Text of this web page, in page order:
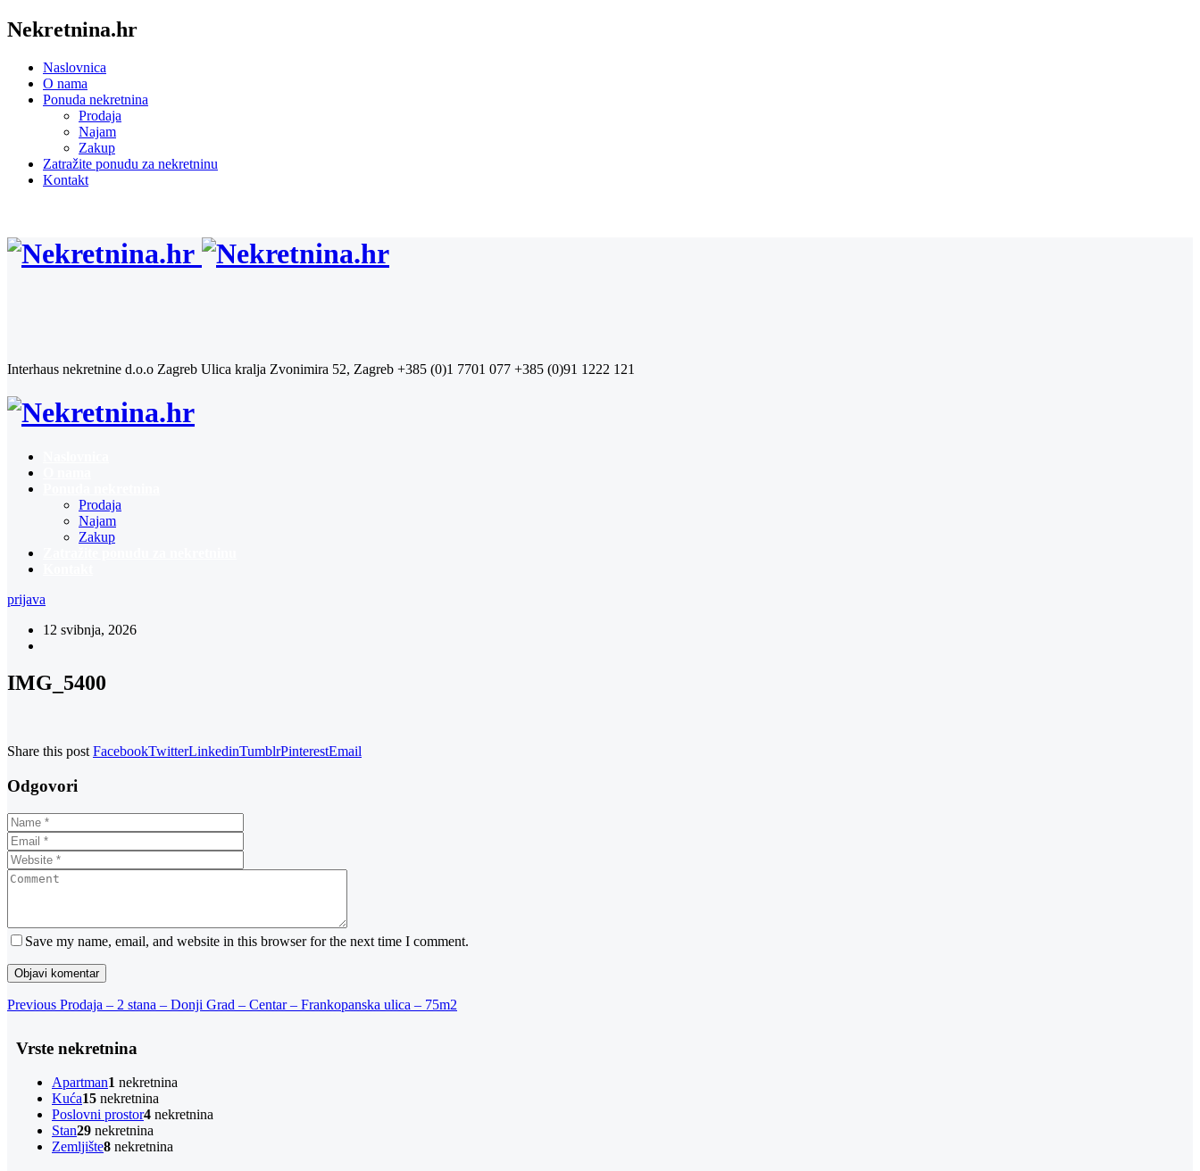
Nekretnina.hr
Naslovnica
O nama
Ponuda nekretnina
Prodaja
Najam
Zakup
Zatražite ponudu za nekretninu
Kontakt
Interhaus nekretnine d.o.o Zagreb Ulica kralja Zvonimira 52, Zagreb +385 (0)1 7701 077 +385 (0)91 1222 121
Prodaja
Najam
Zakup
prijava
12 svibnja, 2026
IMG_5400
Share this post FacebookTwitterLinkedinTumblrPinterestEmail
Odgovori
Save my name, email, and website in this browser for the next time I comment.
Navigacija
Previous
Previous Prodaja – 2 stana – Donji Grad – Centar – Frankopanska ulica – 75m2
Vrste nekretnina
Apartman1 nekretnina
Kuća15 nekretnina
Poslovni prostor4 nekretnina
Stan29 nekretnina
Zemljište8 nekretnina